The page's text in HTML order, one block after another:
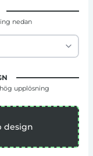
nedan
upplösning
design